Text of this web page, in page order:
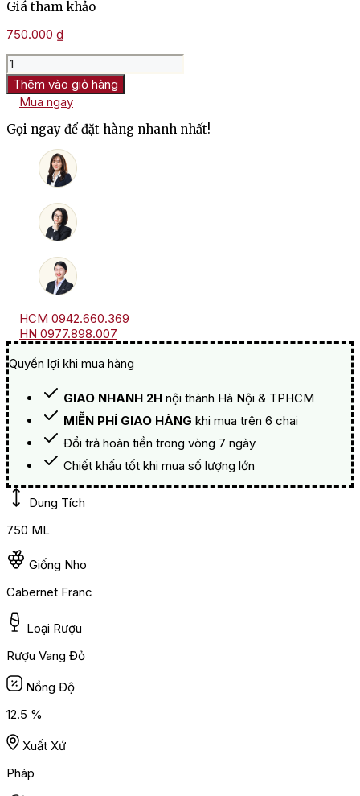
Giá tham khảo
750.000 ₫
Rượu
Vang
Pháp
Roche
Saint
Vincent
Saumur
Champigny
Thêm vào giỏ hàng
Mua ngay
Gọi ngay để đặt hàng nhanh nhất!
HCM 0942.660.369
HN 0977.898.007
Quyền lợi khi mua hàng
GIAO NHANH 2H nội thành Hà Nội & TPHCM
MIỄN PHÍ GIAO HÀNG khi mua trên 6 chai
Đổi trả hoàn tiền trong vòng 7 ngày
Chiết khấu tốt khi mua số lượng lớn
Dung Tích
750 ML
Giống Nho
Cabernet Franc
Loại Rượu
Rượu Vang Đỏ
Nồng Độ
12.5 %
Xuất Xứ
Pháp